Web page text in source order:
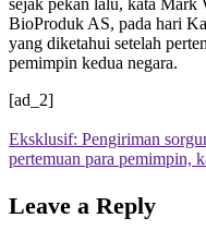
BioProduk AS, pada hari
yang diketahui setelah
pemimpin kedua negara.
[ad_2]
Eksklusif: Pengiriman
pertemuan para pemimpin,
Leave a Reply